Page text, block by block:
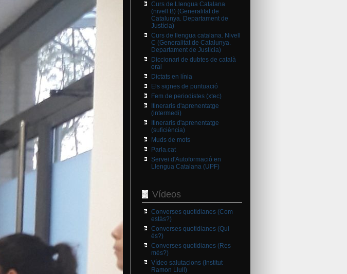
Curs de Llengua Catalana
(nivell B) (Generalitat de
Catalunya. Departament de
Justícia)
Curs de llengua catalana. Nivell
C (Generalitat de Catalunya.
Departament de Justícia)
Diccionari de dubtes de català
oral
Dictats en línia
Els signes de puntuació
Fem de periodistes (xtec)
Itineraris d'aprenentatge
(intermedi)
Itineraris d'aprenentatge
(suficiència)
Muds de mots
Parla.cat
Servei d'Autoformació en
Llengua Catalana (UPF)
Vídeos
Converses quotidianes (Com
estàs?)
Converses quotidianes (Qui
és?)
Converses quotidianes (Res
més?)
Vídeo salutacions (Institut
Ramon Llull)